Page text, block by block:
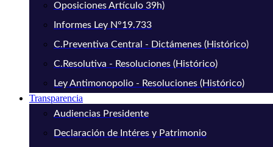
Oposiciones Artículo 39h)
Informes Ley N°19.733
C.Preventiva Central - Dictámenes (Histórico)
C.Resolutiva - Resoluciones (Histórico)
Ley Antimonopolio - Resoluciones (Histórico)
Transparencia
Audiencias Presidente
Declaración de Intéres y Patrimonio